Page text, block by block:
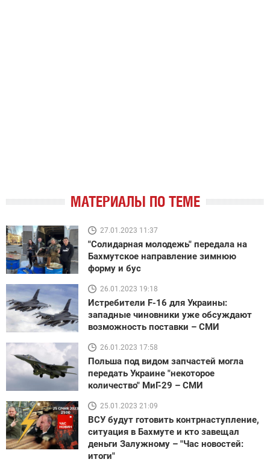
МАТЕРИАЛЫ ПО ТЕМЕ
27.01.2023 11:37
"Солидарная молодежь" передала на
Бахмутское направление зимнюю
форму и бус
26.01.2023 19:18
Истребители F-16 для Украины:
западные чиновники уже обсуждают
возможность поставки – СМИ
26.01.2023 17:58
Польша под видом запчастей могла
передать Украине "некоторое
количество" МиГ-29 – СМИ
25.01.2023 21:09
ВСУ будут готовить контрнаступление,
ситуация в Бахмуте и кто завещал
деньги Залужному – "Час новостей:
итоги"